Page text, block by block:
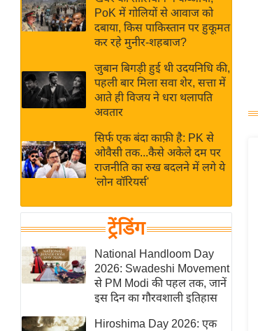
Hindi
Hindi
Videos
बजट
IPL
2026
ई-पेपर
मिसाल बेमिसाल
शख्सियत
यंग इंडिया
साहित्य जगत
ऑटो वर्ल्ड
न्यूज ब्रीफ
मनोरंजन जगत
बॉलीवुड
PoK में गोलियों से आवाज को
दबाया, किस पाकिस्तान पर हुकूमत
कर रहे मुनीर-शहबाज?
जुबान बिगड़ी हुई थी उदयनिधि की,
पहली बार मिला सवा शेर, सत्ता में
आते ही विजय ने धरा थलापति
अवतार
सिर्फ एक बंदा काफ़ी है: PK से
ओवैसी तक...कैसे अकेले दम पर
राजनीति का रुख बदलने में लगे ये
'लोन वॉरियर्स'
ट्रेंडिंग
National Handloom Day
2026: Swadeshi Movement
से PM Modi की पहल तक, जानें
इस दिन का गौरवशाली इतिहास
Hiroshima Day 2026: एक